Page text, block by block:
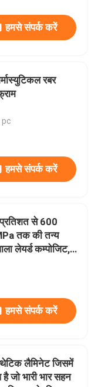
हमसे संपर्क करें
रबर
pc
हमसे संपर्क करें
से 600
तक की तन्य
लेयर्ड कम्पोजिट,
हमसे संपर्क करें
लैमिनेट जिसमें
जो भारी भार सहन